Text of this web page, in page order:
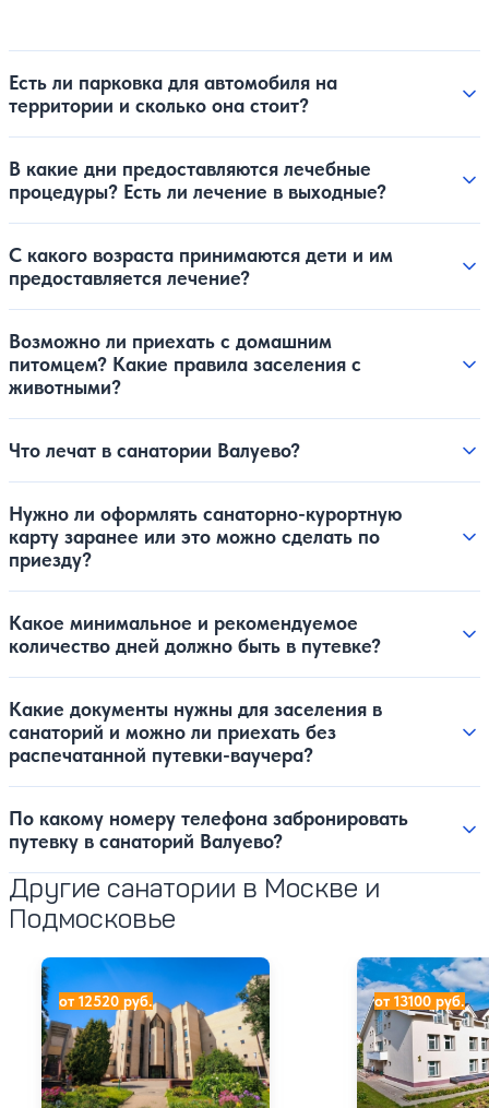
Есть ли парковка для автомобиля на
территории и сколько она стоит?
В какие дни предоставляются лечебные
процедуры? Есть ли лечение в выходные?
С какого возраста принимаются дети и им
предоставляется лечение?
Возможно ли приехать с домашним
питомцем? Какие правила заселения с
животными?
Что лечат в санатории Валуево?
Нужно ли оформлять санаторно-курортную
карту заранее или это можно сделать по
приезду?
Какое минимальное и рекомендуемое
количество дней должно быть в путевке?
Какие документы нужны для заселения в
санаторий и можно ли приехать без
распечатанной путевки-ваучера?
По какому номеру телефона забронировать
путевку в санаторий Валуево?
Другие санатории в Москве и
Подмосковье
Санаторий Введенское (ex. Звенигород)
от 12520 руб.
Санаторий
от 13100 руб.